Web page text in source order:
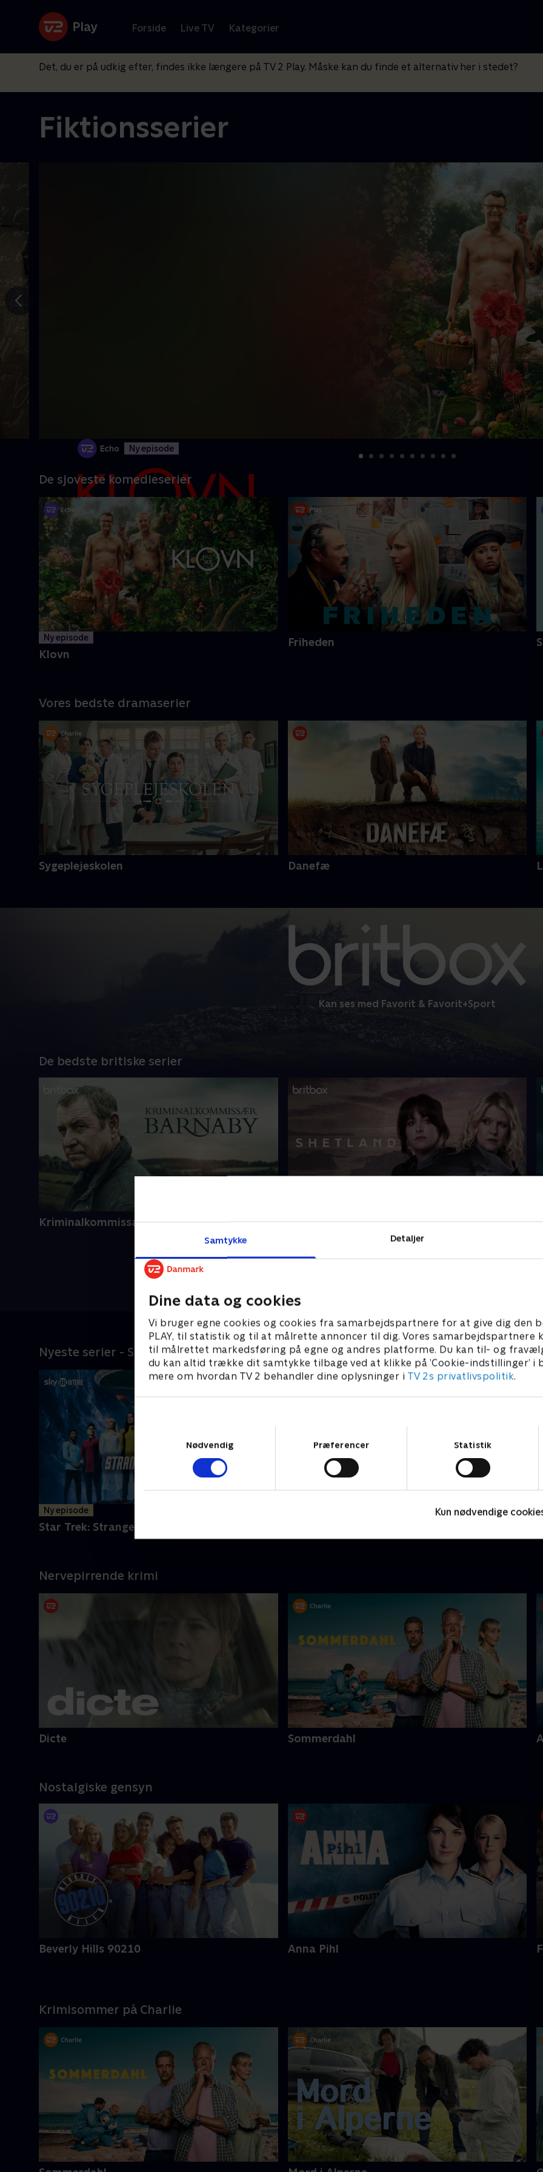
Samtykke Detaljer
Dine data og cookies
Vi bruger egne cookies og cookies fra samarbejdspartnere for at give dig den
PLAY, til statistik og til at målrette annoncer til dig. Vores samarbejdspartnere
til målrettet markedsføring på egne og andres platforme. Du kan til- og
du kan altid trække dit samtykke tilbage ved at klikke på ’Cookie-indstillinger’ i
mere om hvordan TV 2 behandler dine oplysninger i TV 2s privatlivspolitik.
Nødvendig
Præferencer Statistik
Kun nødvendige
Forside Live TV Kategorier
Det, du er på udkig efter, findes ikke længere på TV 2 Play. Måske kan du finde et alternativ her i stedet?
Fiktionsserier
Ny episode
Danmarks pinligste makkerpar Frank
og Casper navigerer livet med
tvivlsom succes
Mere info
Gå til
De sjoveste komedieserier
Ny episode
Klovn
Friheden
Vores bedste dramaserier
Sygeplejeskolen Danefæ
Kan ses med Favorit & Favorit+Sport
De bedste britiske serier
Kriminalkommissær Barnaby
Nyeste serier - SkyShowtime
Ny episode
Star Trek: Strange New Worlds
Nervepirrende krimi
Dicte Sommerdahl
Nostalgiske gensyn
Beverly Hills 90210 Anna Pihl
Krimisommer på Charlie